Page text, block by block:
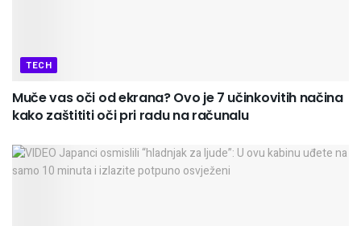
TECH
Muče vas oči od ekrana? Ovo je 7 učinkovitih načina
kako zaštititi oči pri radu na računalu